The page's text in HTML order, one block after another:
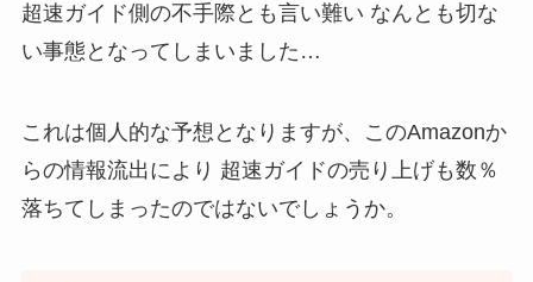
超速ガイド側の不手際とも言い難い なんとも切な
い事態となってしまいました…
これは個人的な予想となりますが、このAmazonか
らの情報流出により 超速ガイドの売り上げも数％
落ちてしまったのではないでしょうか。